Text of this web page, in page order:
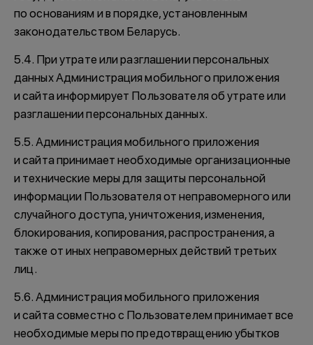
по основаниям и в порядке, установленным
законодательством Беларусь.
5.4. При утрате или разглашении персональных
данных Администрация мобильного приложения
и сайта информирует Пользователя об утрате или
разглашении персональных данных.
5.5. Администрация мобильного приложения
и сайта принимает необходимые организационные
и технические меры для защиты персональной
информации Пользователя от неправомерного или
случайного доступа, уничтожения, изменения,
блокирования, копирования, распространения, а
также от иных неправомерных действий третьих
лиц.
5.6. Администрация мобильного приложения
и сайта совместно с Пользователем принимает все
необходимые меры по предотвращению убытков